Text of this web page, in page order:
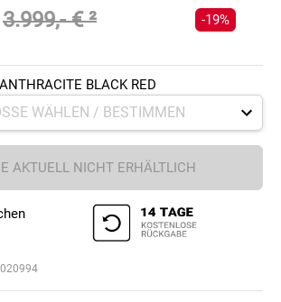
3.999,- €² -19%
ANTHRACITE BLACK RED
AKTUELL NICHT ERHÄLTLICH